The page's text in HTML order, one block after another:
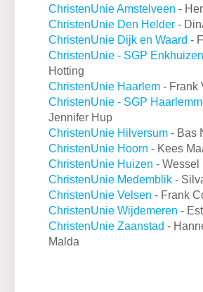
ChristenUnie Amstelveen -
ChristenUnie Den Helder -
ChristenUnie Dijk en Waard -
ChristenUnie - SGP Enkhuizen
Hotting
ChristenUnie Haarlem - Frank
ChristenUnie - SGP
Jennifer Hup
ChristenUnie Hilversum - Bas
ChristenUnie Hoorn - Kees
ChristenUnie Huizen - Wessel
ChristenUnie Medemblik -
ChristenUnie Velsen - Frank
ChristenUnie Wijdemeren -
ChristenUnie Zaanstad -
Malda